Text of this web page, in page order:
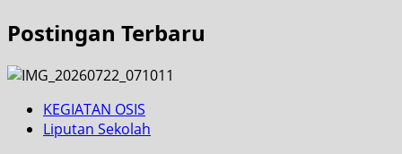
Postingan Terbaru
KEGIATAN OSIS
Liputan Sekolah